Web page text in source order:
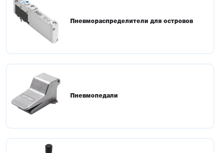
Пневмораспределители для островов
Пневмопедали